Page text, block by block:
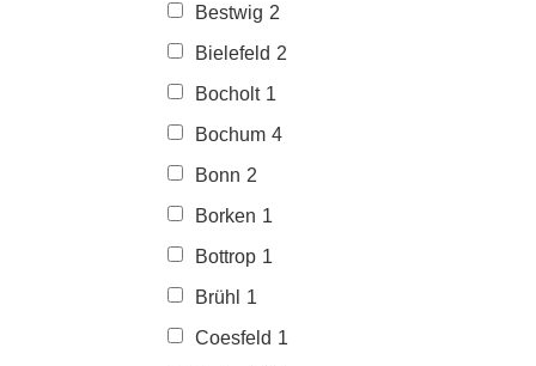
Bestwig 2
Bielefeld 2
Bocholt 1
Bochum 4
Bonn 2
Borken 1
Bottrop 1
Brühl
1
Coesfeld 1